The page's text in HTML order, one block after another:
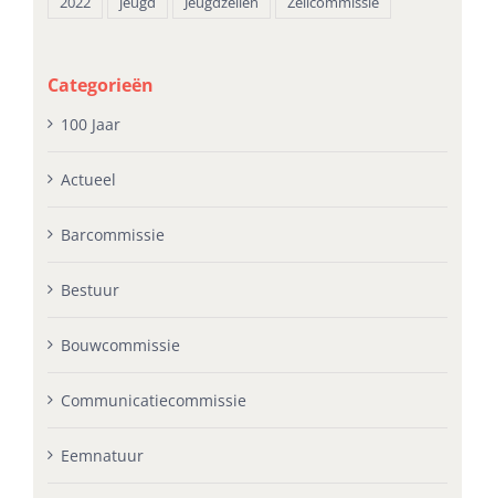
Categorieën
100 Jaar
Actueel
Barcommissie
Bestuur
Bouwcommissie
Communicatiecommissie
Eemnatuur